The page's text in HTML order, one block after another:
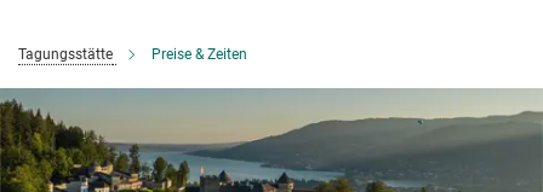
Tagungsstätte Preise & Zeiten